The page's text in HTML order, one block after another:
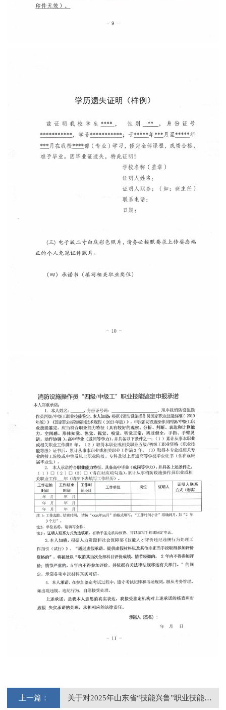
上一篇： 关于对2025年山东省“技能兴鲁”职业技能大赛——山东省新型电力系统建设职业技能...